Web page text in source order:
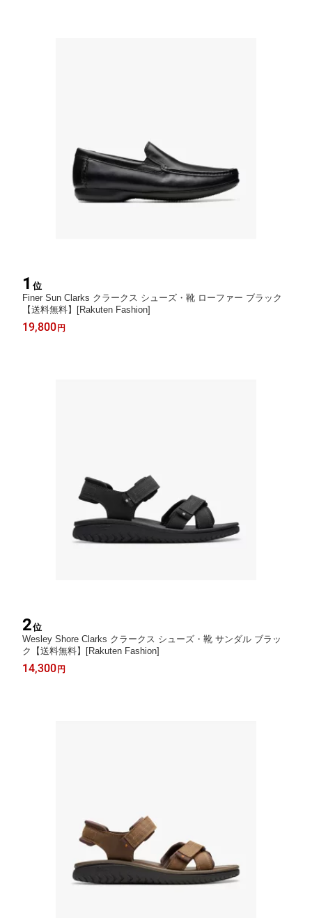
1 位
Finer Sun Clarks クラークス シューズ・靴 ローファー ブラック
【送料無料】[Rakuten Fashion]
19,800 円
2位
Wesley Shore Clarks クラークス シューズ・靴 サンダル ブラッ
ク【送料無料】[Rakuten Fashion]
14,300 円